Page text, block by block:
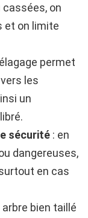
on
et on limite
permet
les
un
sécurité : en
dangereuses,
en cas
arbre bien taillé